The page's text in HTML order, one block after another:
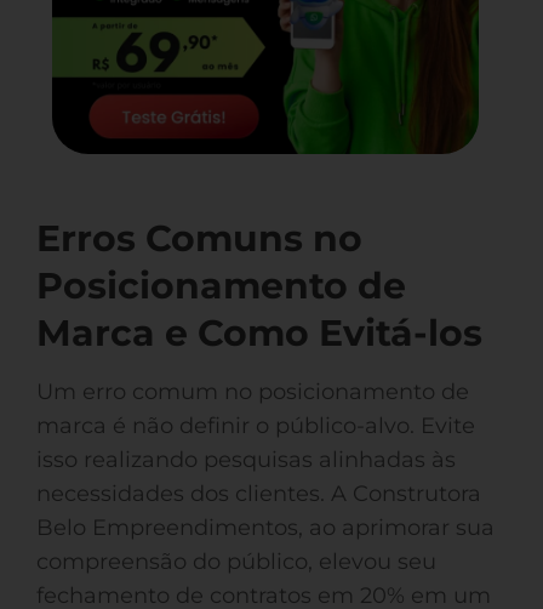
Erros Comuns no
Posicionamento de
Marca e Como Evitá-los
Um erro comum no posicionamento de
marca é não definir o público-alvo. Evite
isso realizando pesquisas alinhadas às
necessidades dos clientes. A Construtora
Belo Empreendimentos, ao aprimorar sua
compreensão do público, elevou seu
fechamento de contratos em 20% em um